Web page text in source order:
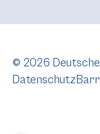
© 2026
Datenschutz